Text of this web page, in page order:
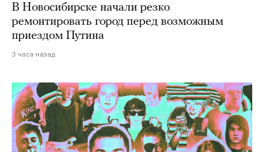
В Новосибирске начали резко
ремонтировать город перед возможным
приездом Путина
3 часа назад